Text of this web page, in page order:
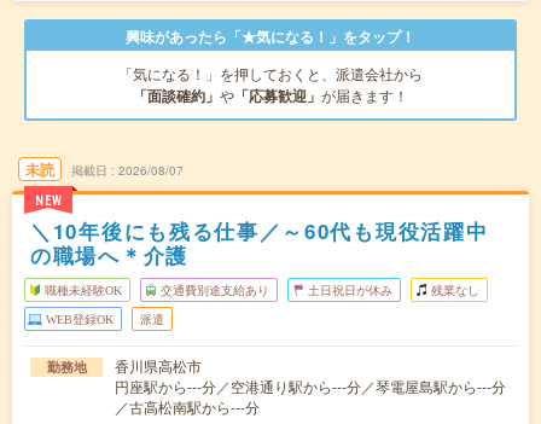
興味があったら「★気になる！」をタップ！
「気になる！」を押しておくと、派遣会社から
「面談確約」 や 「応募歓迎」 が届きます！
未読
NEW
掲載日 2026/08/07
＼10年後にも残る仕事／～60代も現役活躍中
の職場へ＊介護
職種未経験OK 交通費別途支給あり 土日祝日が休み 残業なし
WEB登録OK 派遣
勤務地
香川県高松市
円座駅から---分／空港通り駅から---分／琴電屋島駅から---分
／古高松南駅から---分